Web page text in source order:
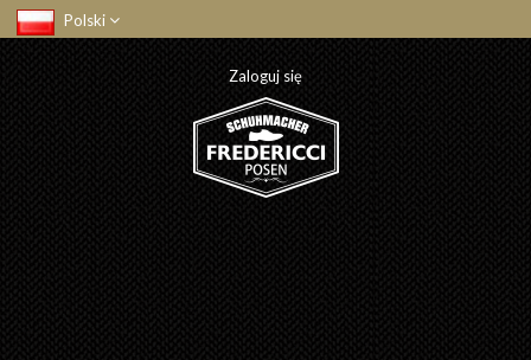
Polski
Zaloguj się